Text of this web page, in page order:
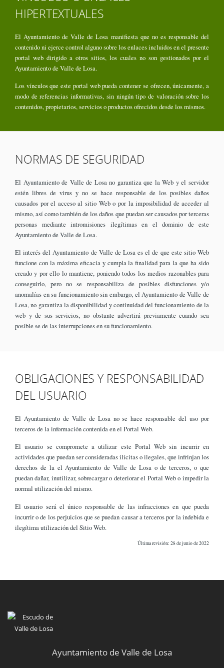
HIPERTEXTUALES
El Ayuntamiento de Valle de Losa manifiesta que no es responsable del
contenido ni ejerce control alguno sobre los enlaces incluidos en el presente
portal web dirigido a otros sitios, los cuales no son gestionados por el
Ayuntamiento de Valle de Losa.
Los vínculos que este portal web pueda contener se ofrecen, únicamente, a
modo de referencias informativas, sin ningún tipo de valoración sobre los
contenidos, propietarios, servicios o productos ofrecidos desde los mismos.
NORMAS DE SEGURIDAD
El Ayuntamiento de Valle de Losa no garantiza que la Web y el servidor
estén libres de virus y no se hace responsable de los posibles daños
causados por el acceso al sitio Web o por la imposibilidad de acceder al
mismo, así como también de los daños que puedan ser causados por terceras
personas mediante intromisiones ilegítimas en el dominio de este
Ayuntamiento de Valle de Losa.
El interés del Ayuntamiento de Valle de Losa es el de que este sitio Web
funcione con la máxima eficacia y cumpla la finalidad para la que ha sido
creado y por ello lo mantiene, poniendo todos los medios razonables para
conseguirlo, pero no se responsabiliza de posibles disfunciones y/o
anomalías en su funcionamiento sin embargo, el Ayuntamiento de Valle de
Losa, no garantiza la disponibilidad y continuidad del funcionamiento de la
web y de sus servicios, no obstante advertirá previamente cuando sea
posible se de las interrupciones en su funcionamiento.
OBLIGACIONES Y RESPONSABILIDAD
DEL USUARIO
El Ayuntamiento de Valle de Losa no se hace responsable del uso por
terceros de la información contenida en el Portal Web.
El usuario se compromete a utilizar este Portal Web sin incurrir en
actividades que puedan ser consideradas ilícitas o ilegales, que infrinjan los
derechos de la el Ayuntamiento de Valle de Losa o de terceros, o que
puedan dañar, inutilizar, sobrecargar o deteriorar el Portal Web o impedir la
normal utilización del mismo.
El usuario será el único responsable de las infracciones en que pueda
incurrir o de los perjuicios que se puedan causar a terceros por la indebida e
ilegítima utilización del Sitio Web.
Última revisión: 28 de junio de 2022
Ayuntamiento de Valle de Losa